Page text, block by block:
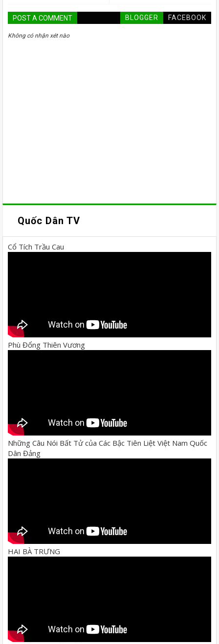
POST A COMMENT BLOGGER FACEBOOK
Không có nhận xét nào
Quốc Dân TV
Cổ Tích Trầu Cau
Phù Đổng Thiên Vương
Những Câu Nói Bất Tử của Các Bậc Tiên Liệt Việt Nam Quốc
Dân Đảng
HAI BÀ TRƯNG